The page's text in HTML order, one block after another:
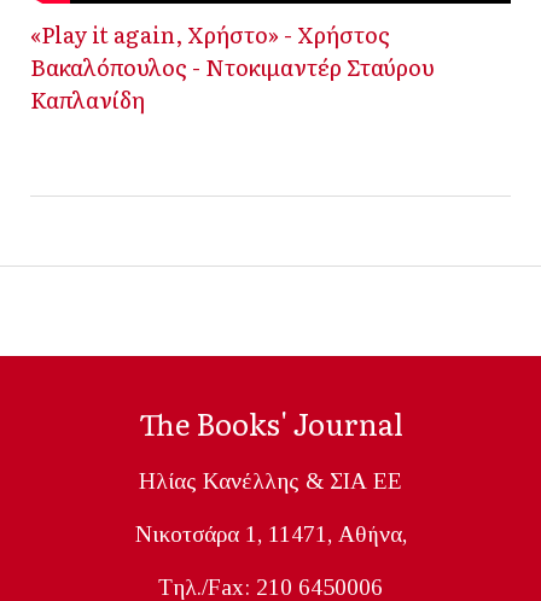
«Play it again, Χρήστο» - Χρήστος
Βακαλόπουλος - Ντοκιμαντέρ Σταύρου
Καπλανίδη
The Books' Journal
Ηλίας Κανέλλης & ΣΙΑ ΕΕ
Nικοτσάρα 1, 11471, Aθήνα,
Tηλ./Fax: 210 6450006